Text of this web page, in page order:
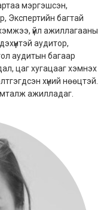
мэргэшсэн,
Экспертийн багтай
үйл ажиллагааны
аудитор,
аудитын багаар
цаг хугацааг хэмнэх
хүний нөөцтэй.
ажилладаг.